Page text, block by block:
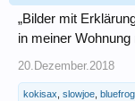
„Bilder mit
in meiner
20.Dezember.2018
kokisax slowjoe bluefrog